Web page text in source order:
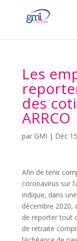
Les
des
ARRCO
par GMI | Déc
Afin de tenir
coronavirus sur
indique, dans
décembre 2020,
de reporter tout
de retraite